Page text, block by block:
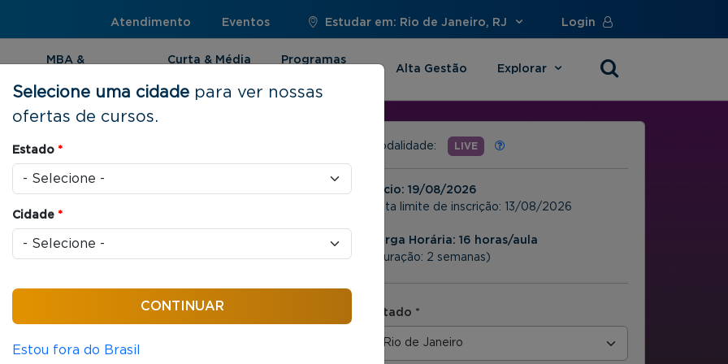
Atendimento Eventos Estudar em: Rio de Janeiro, RJ Login
MBA &
Curta & Média
Programas
Alta Gestão Explorar
Modalidade: LIVE
Início: 19/08/2026
Data limite de inscrição: 13/08/2026
Carga Horária: 16 horas/aula
(Duração: 2 semanas)
Estado *
Persuasão e Influência
Líderes:
Selecione uma cidade para ver nossas
ofertas de cursos.
Estado *
Cidade *
Estou fora do Brasil